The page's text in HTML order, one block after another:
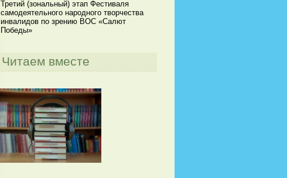
Третий (зональный) этап Фестиваля
самодеятельного народного творчества
инвалидов по зрению ВОС «Салют
Победы»
Читаем вместе